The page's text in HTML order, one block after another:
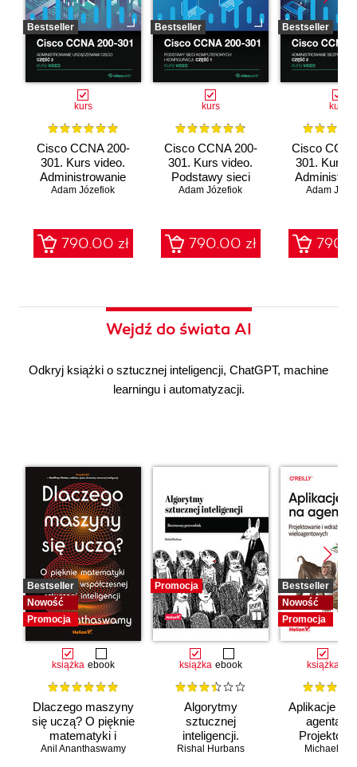
Bestseller
kurs
Cisco CCNA 200-
301. Kurs video.
Administrowanie
urządzeniami Cisco
Adam Józefiok
790.00 zł
Bestseller
kurs
Cisco CCNA 200-
301. Kurs video.
Podstawy sieci
komputerowych i
Adam Józefiok
790.00 zł
Bestseller
kurs
Cisco
301. Kurs
Adam
Wejdź do świata AI
Odkryj książki o sztucznej inteligencji, ChatGPT, machine
learningu i automatyzacji.
Bestseller
Nowość
Promocja
książka ebook
Dlaczego maszyny
się uczą? O pięknie
matematyki i
działaniu
Anil Ananthaswamy
Promocja
książka ebook
Algorytmy
sztucznej
inteligencji.
Ilustrowany
Rishal Hurbans
Bestseller
Nowość
Promocja
książka
Aplikacje
agentach
Michael